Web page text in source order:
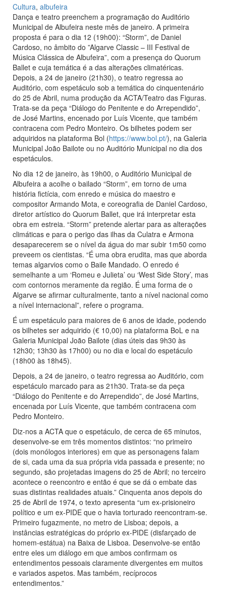
Cultura, albufeira
Dança e teatro preenchem a programação do Auditório
Municipal de Albufeira neste mês de janeiro. A primeira
proposta é para o dia 12 (19h00): “Storm”, de Daniel
Cardoso, no âmbito do ”Algarve Classic – III Festival de
Música Clássica de Albufeira”, com a presença do Quorum
Ballet e cuja temática é a das alterações climatéricas.
Depois, a 24 de janeiro (21h30), o teatro regressa ao
Auditório, com espetáculo sob a temática do cinquentenário
do 25 de Abril, numa produção da ACTA/Teatro das Figuras.
Trata-se da peça “Diálogo do Penitente e do Arrependido”,
de José Martins, encenado por Luís Vicente, que também
contracena com Pedro Monteiro. Os bilhetes podem ser
adquiridos na plataforma Bol (https://www.bol.pt/), na Galeria
Municipal João Bailote ou no Auditório Municipal no dia dos
espetáculos.
No dia 12 de janeiro, às 19h00, o Auditório Municipal de
Albufeira a acolhe o bailado “Storm”, em torno de uma
história fictícia, com enredo e música do maestro e
compositor Armando Mota, e coreografia de Daniel Cardoso,
diretor artístico do Quorum Ballet, que irá interpretar esta
obra em estreia. “Storm” pretende alertar para as alterações
climáticas e para o perigo das ilhas da Culatra e Armona
desaparecerem se o nível da água do mar subir 1m50 como
preveem os cientistas. “É uma obra erudita, mas que aborda
temas algarvios como o Baile Mandado. O enredo é
semelhante a um ‘Romeu e Julieta’ ou ‘West Side Story’, mas
com contornos meramente da região. É uma forma de o
Algarve se afirmar culturalmente, tanto a nível nacional como
a nível internacional”, refere o programa.
É um espetáculo para maiores de 6 anos de idade, podendo
os bilhetes ser adquirido (€ 10,00) na plataforma BoL e na
Galeria Municipal João Bailote (dias úteis das 9h30 às
12h30; 13h30 às 17h00) ou no dia e local do espetáculo
(18h00 às 18h45).
Depois, a 24 de janeiro, o teatro regressa ao Auditório, com
espetáculo marcado para as 21h30. Trata-se da peça
“Diálogo do Penitente e do Arrependido”, de José Martins,
encenada por Luís Vicente, que também contracena com
Pedro Monteiro.
Diz-nos a ACTA que o espetáculo, de cerca de 65 minutos,
desenvolve-se em três momentos distintos: “no primeiro
(dois monólogos interiores) em que as personagens falam
de si, cada uma da sua própria vida passada e presente; no
segundo, são projetadas imagens do 25 de Abril; no terceiro
acontece o reencontro e então é que se dá o embate das
suas distintas realidades atuais.” Cinquenta anos depois do
25 de Abril de 1974, o texto apresenta “um ex-prisioneiro
político e um ex-PIDE que o havia torturado reencontram-se.
Primeiro fugazmente, no metro de Lisboa; depois, a
instâncias estratégicas do próprio ex-PIDE (disfarçado de
homem-estátua) na Baixa de Lisboa. Desenvolve-se então
entre eles um diálogo em que ambos confirmam os
entendimentos pessoais claramente divergentes em muitos
e variados aspetos. Mas também, recíprocos
entendimentos.”